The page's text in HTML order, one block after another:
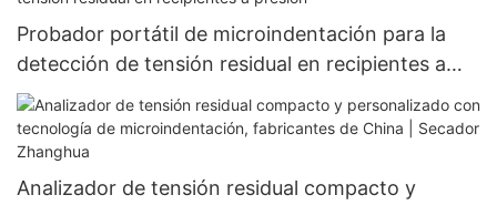
Probador portátil de microindentación para la
detección de tensión residual en recipientes a
presión
Analizador de tensión residual compacto y